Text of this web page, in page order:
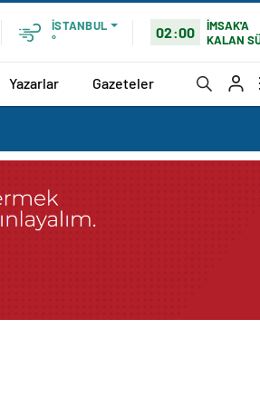
İSTANBUL
°
02:00
İMSAK'A
KALAN
Yazarlar Gazeteler